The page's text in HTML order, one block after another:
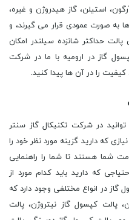
استیلن، گاز هیدروژن و غیره،
به صورت عمودی قرار می گیرند، و
پالت حداکثر شانزده سیلندر امکان
گاز در ارومیه با ما در شرکت
را در آن ها پیدا کنید.
در شرکت تکنیکال گاز سنتر
که دارید گزینه مورد نظر خود را
شما هستند تا شما را راهنمایی
که دارید باید کدام مورد از
گاز در انواع مختلفی وجود دارد که
پالت کپسول گاز نیتروژن، پالت